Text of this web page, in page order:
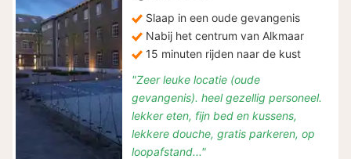
Slaap in een oude gevangenis
Nabij het centrum van Alkmaar
15 minuten rijden naar de kust
"Zeer leuke locatie (oude
gevangenis). heel gezellig personeel.
lekker eten, fijn bed en kussens,
lekkere douche, gratis parkeren, op
loopafstand..."